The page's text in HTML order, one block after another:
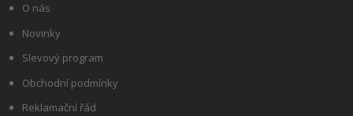
O nás
Novinky
Slevový program
Obchodní podmínky
Reklamační řád